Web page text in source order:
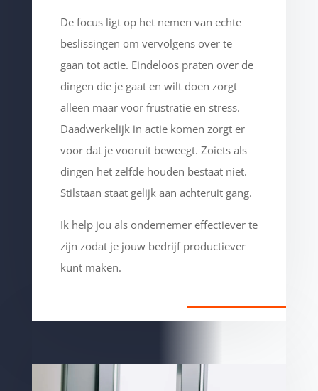
De focus ligt op het nemen van echte
beslissingen om vervolgens over te
gaan tot actie. Eindeloos praten over de
dingen die je gaat en wilt doen zorgt
alleen maar voor frustratie en stress.
Daadwerkelijk in actie komen zorgt er
voor dat je vooruit beweegt. Zoiets als
dingen het zelfde houden bestaat niet.
Stilstaan staat gelijk aan achteruit gang.
Ik help jou als ondernemer effectiever te
zijn zodat je jouw bedrijf productiever
kunt maken.